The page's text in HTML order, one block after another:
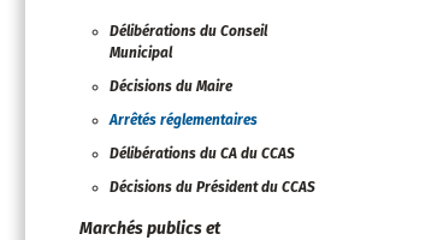
Délibérations du Conseil
Municipal
Décisions du Maire
Arrêtés réglementaires
Délibérations du CA du CCAS
Décisions du Président du CCAS
Marchés publics et